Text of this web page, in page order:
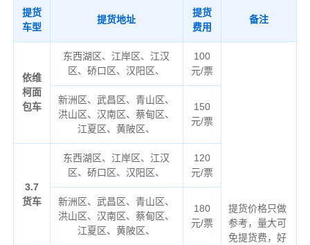
提货
车型
提货地址
提货
费用
备注
依维
柯面
包车
东西湖区、江岸区、江汉
区、硚口区、汉阳区、
100
元/票
提货价格只做
参考，量大可
免提货费，好
新洲区、武昌区、青山区、
洪山区、汉南区、蔡甸区、
江夏区、黄陂区、
150
元/票
3.7
货车
东西湖区、江岸区、江汉
区、硚口区、汉阳区、
120
元/票
新洲区、武昌区、青山区、
洪山区、汉南区、蔡甸区、
江夏区、黄陂区、
180
元/票